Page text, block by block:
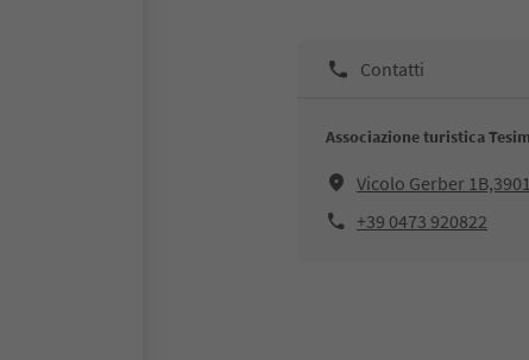
Contatti
Associazione turistica
Vicolo Gerber
+39 0473 920822